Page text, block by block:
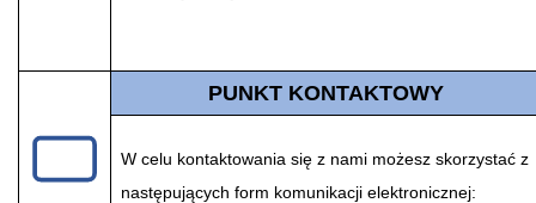
PUNKT KONTAKTOWY
W celu kontaktowania się z nami możesz skorzystać z
następujących form komunikacji elektronicznej: